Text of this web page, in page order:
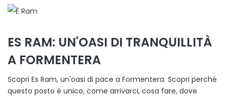
ES RAM: UN'OASI DI TRANQUILLITÀ
A FORMENTERA
Scopri Es Ram, un'oasi di pace a Formentera. Scopri perché
questo posto è unico, come arrivarci, cosa fare, dove